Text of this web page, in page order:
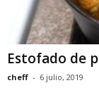
Estofado de
cheff - 6 julio, 2019